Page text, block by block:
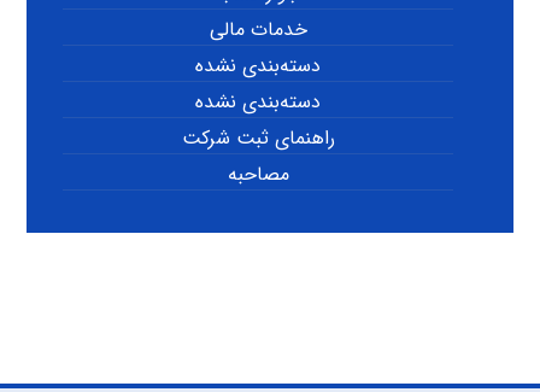
خدمات مالی
دسته‌بندی نشده
دسته‌بندی نشده
راهنمای ثبت شرکت
مصاحبه